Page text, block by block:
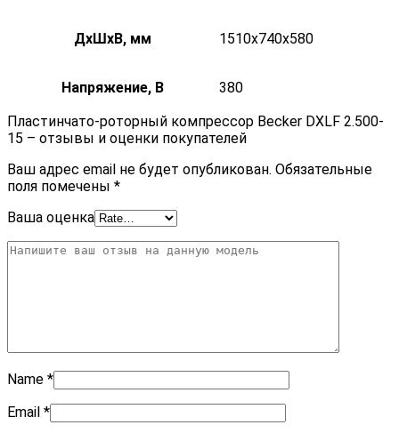
ДxШxВ, мм 1510x740x580
Напряжение, В
380
Пластинчато-роторный компрессор Becker DXLF 2.500-
15 – отзывы и оценки покупателей
Ваш адрес email не будет опубликован. Обязательные
поля помечены *
Ваша оценка
Name *
Email *